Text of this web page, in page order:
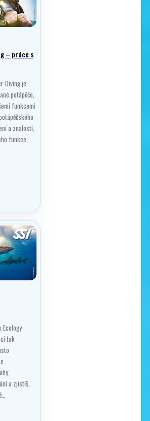
– práce s
Diving je
potápěče,
funkcemi
a znalosti,
funkce,
tak
a zjistíš,